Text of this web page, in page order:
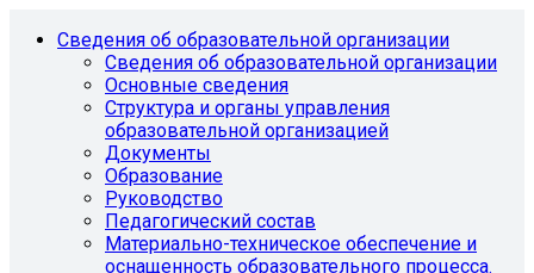
Сведения об образовательной организации
Сведения об образовательной организации
Основные сведения
Структура и органы управления
образовательной организацией
Документы
Образование
Руководство
Педагогический состав
Материально-техническое обеспечение и
оснащенность образовательного процесса.